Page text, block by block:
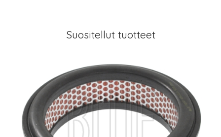
Suositellut tuotteet